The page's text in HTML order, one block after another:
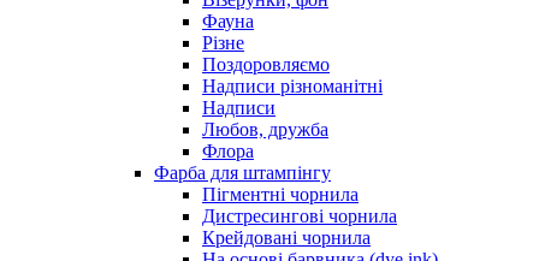
Фауна
Різне
Поздоровляємо
Надписи різноманітні
Надписи
Любов, дружба
Флора
Фарба для штампінгу
Пігментні чорнила
Дистресингові чорнила
Крейдовані чорнила